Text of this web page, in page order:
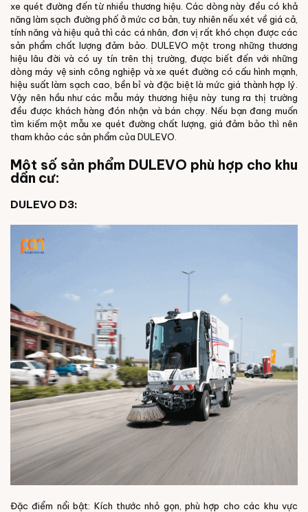
xe quét đường đến từ nhiều thương hiệu. Các dòng này đều có khả
năng làm sạch đường phố ở mức cơ bản, tuy nhiên nếu xét về giá cả,
tính năng và hiệu quả thì các cá nhân, đơn vị rất khó chọn được các
sản phẩm chất lượng đảm bảo. DULEVO một trong những thương
hiệu lâu đời và có uy tín trên thị trường, được biết đến với những
dòng máy vệ sinh công nghiệp và xe quét đường có cấu hình mạnh,
hiệu suất làm sạch cao, bền bỉ và đặc biệt là mức giá thành hợp lý.
Vậy nên hầu như các mẫu máy thương hiệu này tung ra thị trường
đều được khách hàng đón nhận và bán chạy. Nếu bạn đang muốn
tìm kiếm một mẫu xe quét đường chất lượng, giá đảm bảo thì nên
tham khảo các sản phẩm của DULEVO.
Một số sản phẩm DULEVO phù hợp cho khu
dân cư:
DULEVO D3:
Đặc điểm nổi bật: Kích thước nhỏ gọn, phù hợp cho các khu vực